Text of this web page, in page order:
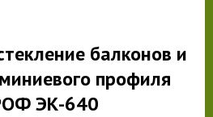
балконов и
профиля
ЭК-640